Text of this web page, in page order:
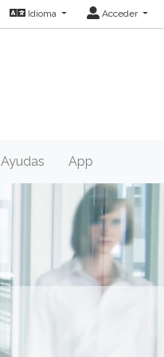
Idioma Acceder
Ayudas App